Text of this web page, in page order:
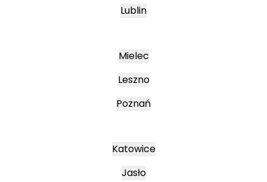
Lublin
Mielec
Leszno
Poznań
Katowice
Jasło